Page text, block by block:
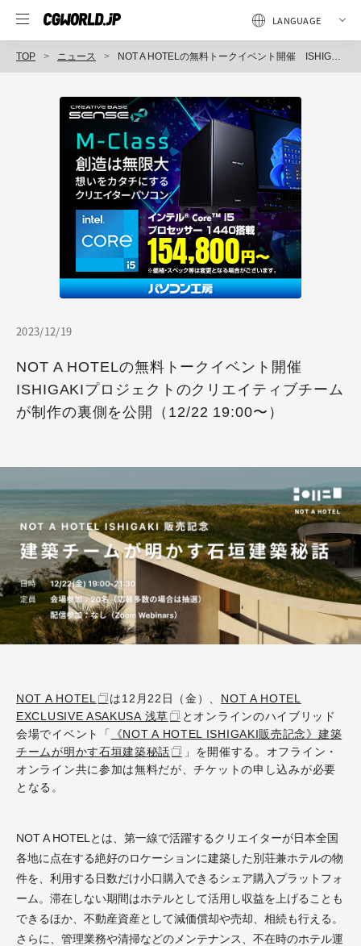
TOP ニュース NOT A HOTELの無料トークイベント開催 ISHIGAKIプロジェクトのクリエイティブチームが制作の裏側を公開（12/22 19:00〜）
2023/12/19
NOT A HOTELの無料トークイベント開催
ISHIGAKIプロジェクトのクリエイティブチーム
が制作の裏側を公開（12/22 19:00〜）
NOT A HOTEL は12月22日（金）、 NOT A HOTEL
EXCLUSIVE ASAKUSA 浅草
とオンラインのハイブリッド
会場でイベント「
《NOT A HOTEL ISHIGAKI販売記念》建築
チームが明かす石垣建築秘話
」を開催する。オフライン・
オンライン共に参加は無料だが、チケットの申し込みが必要
となる。
NOT A HOTELとは、第一線で活躍するクリエイターが日本全国
各地に点在する絶好のロケーションに建築した別荘兼ホテルの物
件を、利用する日数だけ小口購入できるシェア購入プラットフォ
ーム。滞在しない期間はホテルとして活用し収益を上げることも
できるほか、不動産資産として減価償却や売却、相続も行える。
さらに、管理業務や清掃などのメンテナンス、不在時のホテル運